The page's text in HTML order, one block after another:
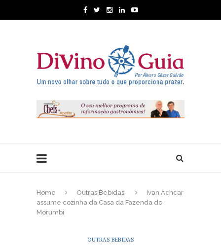
Home Outras Bebidas
Ivan Achcar
assume cozinha da Casa da Fazenda do
Morumbi
OUTRAS BEBIDAS